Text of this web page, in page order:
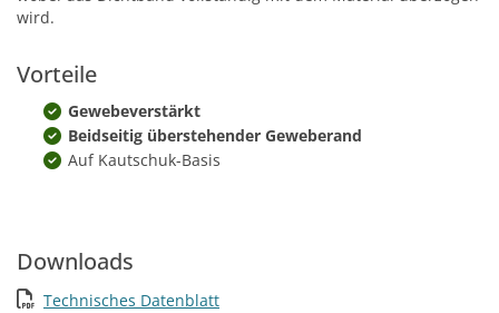
wird.
Vorteile
Gewebeverstärkt
Beidseitig überstehender Geweberand
Auf Kautschuk-Basis
Downloads
Technisches Datenblatt